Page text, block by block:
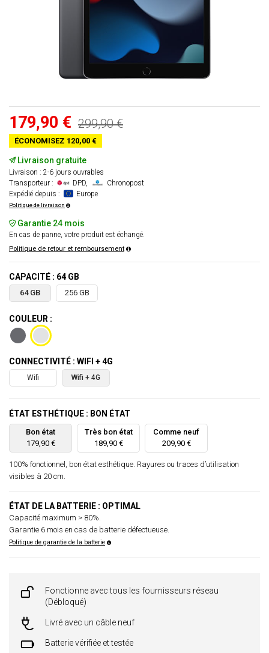
179,90 € 299,90 €
ÉCONOMISEZ 120,00 €
Livraison gratuite
Livraison : 2-6 jours ouvrables
Transporteur :
DPD,
Chronopost
Expédié depuis :
Europe
Politique de livraison
Garantie 24 mois
En cas de panne, votre produit est échangé.
Politique de retour et remboursement
CAPACITÉ : 64 GB
64 GB 256 GB
COULEUR :
CONNECTIVITÉ : WIFI + 4G
Wifi Wifi + 4G
ÉTAT ESTHÉTIQUE : BON ÉTAT
Bon état
179,90 €
Très bon état
189,90 €
Comme neuf
209,90 €
100% fonctionnel, bon état esthétique. Rayures ou traces d’utilisation
visibles à 20 cm.
ÉTAT DE LA BATTERIE : OPTIMAL
Capacité maximum > 80%.
Garantie 6 mois en cas de batterie défectueuse.
Politique de garantie de la batterie
Fonctionne avec tous les fournisseurs réseau
(Débloqué)
Livré avec un câble neuf
Batterie vérifiée et testée